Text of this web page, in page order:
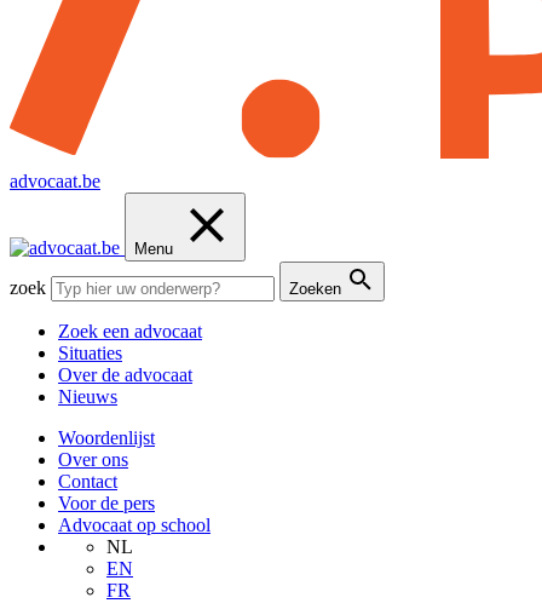
advocaat.be
Menu
zoek Zoeken
Zoek een advocaat
Situaties
Over de advocaat
Nieuws
Woordenlijst
Over ons
Contact
Voor de pers
Advocaat op school
NL
EN
FR